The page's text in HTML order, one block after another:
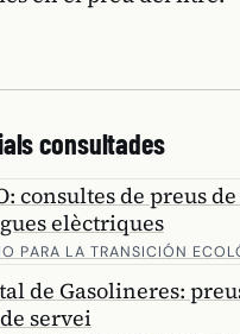
consultades
consultes de preus
elèctriques
PARA LA TRANSICIÓN
de Gasolineres:
servei